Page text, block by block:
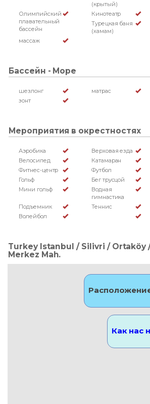
(крытый)
Олимпийский
плавательный
бассейн
Кинотеатр
Турецкая баня
(хамам)
массаж
Бассейн - Море
шезлонг
матрас
зонт
Мероприятия в окрестностях
Аэробика
Верховая езда
Велосипед
Катамаран
Фитнес-центр
Футбол
Гольф
Бег трусцой
Мини гольф
Водная
гимнастика
Подъемник
Теннис
Волейбол
Turkey Istanbul / Silivri / Ortaköy
Merkez Mah.
Как нас